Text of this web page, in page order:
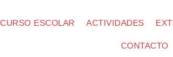
CURSO ESCOLAR ACTIVIDADES
CONTACTO